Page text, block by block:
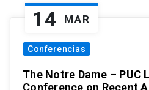
14 MAR
Conferencias
The Notre Dame – PUC
Conference on Recent